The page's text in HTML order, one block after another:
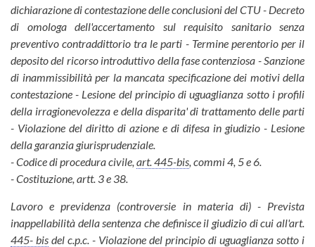
dichiarazione di contestazione delle conclusioni del CTU - Decreto
di omologa dell'accertamento sul requisito sanitario senza
preventivo contraddittorio tra le parti - Termine perentorio per il
deposito del ricorso introduttivo della fase contenziosa - Sanzione
di inammissibilità per la mancata specificazione dei motivi della
contestazione - Lesione del principio di uguaglianza sotto i profili
della irragionevolezza e della disparita' di trattamento delle parti
- Violazione del diritto di azione e di difesa in giudizio - Lesione
della garanzia giurisprudenziale.
- Codice di procedura civile, art. 445-bis, commi 4, 5 e 6.
- Costituzione, artt. 3 e 38.
Lavoro e previdenza (controversie in materia di) - Prevista
inappellabilità della sentenza che definisce il giudizio di cui all'art.
445- bis del c.p.c. - Violazione del principio di uguaglianza sotto i